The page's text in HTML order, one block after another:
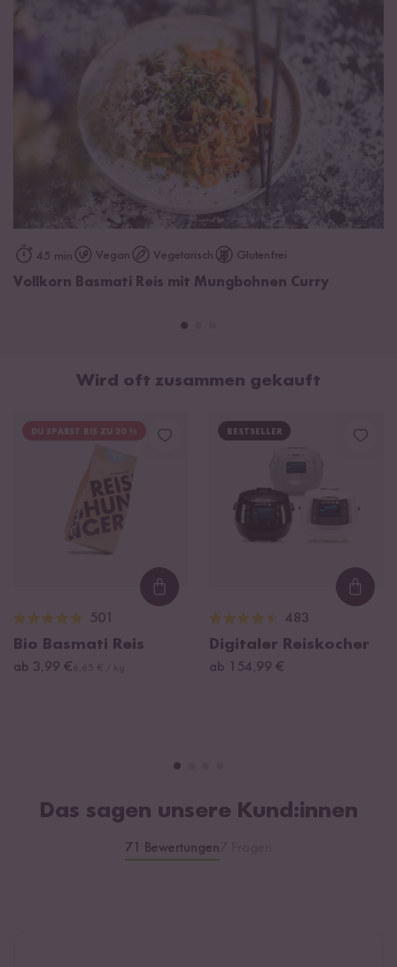
45 min Vegan Vegetarisch Glutenfrei
Vollkorn Basmati Reis mit Mungbohnen Curry
Wird oft zusammen gekauft
DU SPARST BIS ZU 20 %
Loading...
501
Bio Basmati Reis
ab 3,99 €
BESTSELLER
483
Digitaler Reiskocher
ab 154,99 €
Das sagen unsere Kund:innen
71 Bewertungen